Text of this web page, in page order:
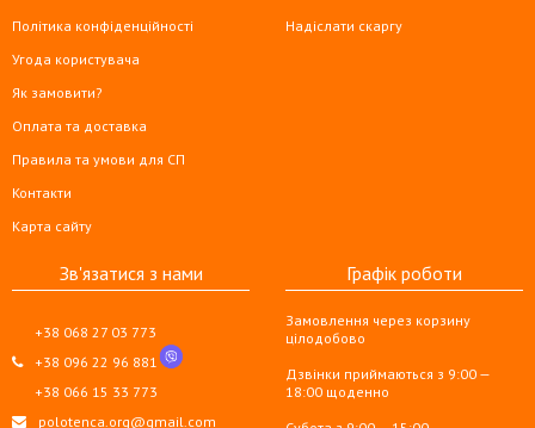
Політика конфіденційності
Угода користувача
Як замовити?
Оплата та доставка
Правила та умови для СП
Контакти
Карта сайту
Надіслати скаргу
Зв'язатися з нами
+38 068 27 03 773
+38 096 22 96 881
+38 066 15 33 773
polotenca.org@gmail.com
Графік роботи
Замовлення через корзину
цілодобово
Дзвінки приймаються з 9:00 —
18:00 щоденно